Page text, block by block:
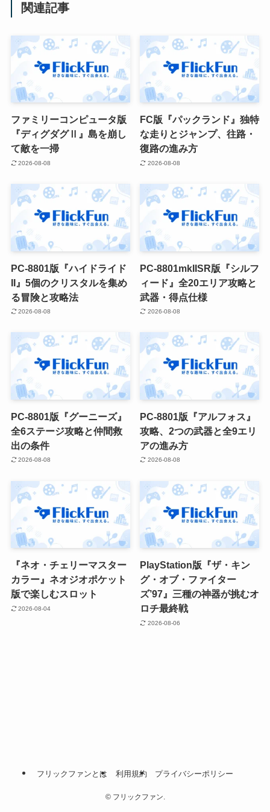
関連記事
ファミリーコンピュータ版
『ディグダグⅡ』島を崩し
て敵を一掃
2026-08-08
FC版『パックランド』独特
な走りとジャンプ、往路・
復路の進み方
2026-08-08
PC-8801版『ハイドライド
II』5個のクリスタルを集め
る冒険と攻略法
2026-08-08
PC-8801mkIISR版『シルフ
ィード』全20エリア攻略と
武器・得点仕様
2026-08-08
PC-8801版『グーニーズ』
全6ステージ攻略と仲間救
出の条件
2026-08-08
PC-8801版『アルフォス』
攻略、2つの武器と全9エリ
アの進み方
2026-08-08
『ネオ・チェリーマスター
カラー』ネオジオポケット
版で楽しむスロット
2026-08-04
PlayStation版『ザ・キン
グ・オブ・ファイター
ズ’97』三種の神器が挑むオ
ロチ最終戦
2026-08-06
フリックファンとは 利用規約 プライバシーポリシー
©フリックファン.